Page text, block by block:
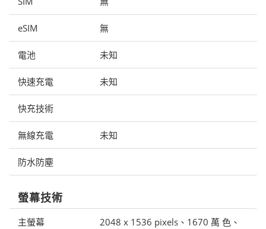
eSIM 無
電池 未知
快速充電 未知
快充技術
無線充電 未知
防水防塵
螢幕技術
主螢幕
2048 x 1536 pixels、1670 萬 色、